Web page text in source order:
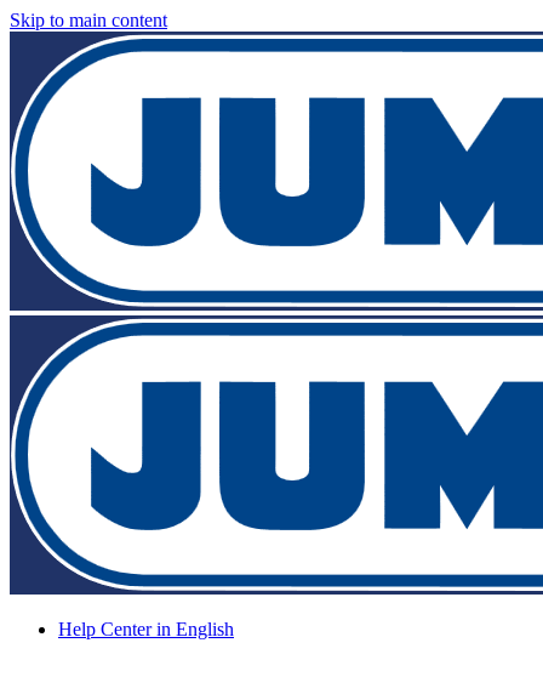
Skip to main content
Help Center in English